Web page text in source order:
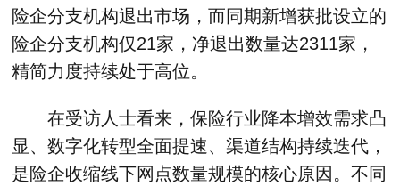
险企分支机构退出市场，而同期新增获批设立的
险企分支机构仅21家，净退出数量达2311家，
精简力度持续处于高位。
在受访人士看来，保险行业降本增效需求凸
显、数字化转型全面提速、渠道结构持续迭代，
是险企收缩线下网点数量规模的核心原因。不同